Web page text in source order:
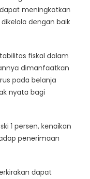
meningkatkan
dengan baik
fiskal dalam
dimanfaatkan
pada belanja
nyata bagi
1 persen, kenaikan
penerimaan
dapat